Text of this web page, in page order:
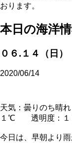
おります。
本日の海洋
０６.１４（日
2020/06/14
天気：曇りのち
１℃ 透明度：１
今日は、早朝より